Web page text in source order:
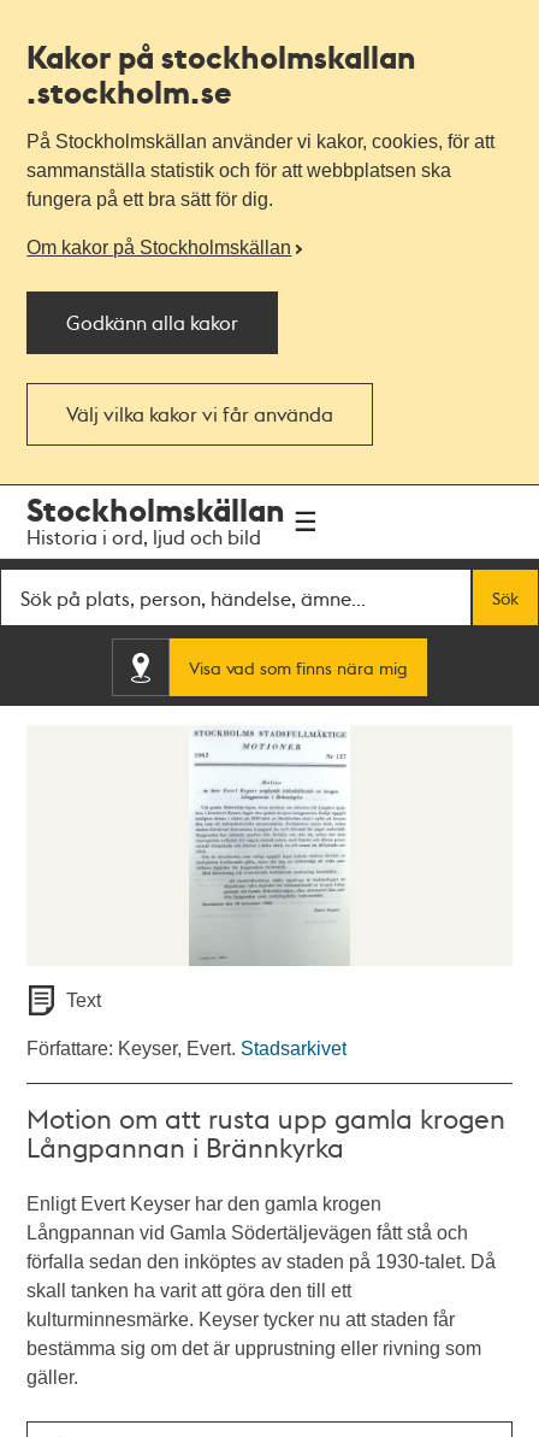
Kakor på stockholmskallan
.stockholm.se
På Stockholmskällan använder vi kakor, cookies, för att
sammanställa statistik och för att webbplatsen ska
fungera på ett bra sätt för dig.
Om kakor på Stockholmskällan
Godkänn alla kakor
Välj vilka kakor vi får använda
navigationen
huvudinnehållet
Stockholmskällan
Historia i ord, ljud och bild
Sök
Visa vad som finns nära mig
Text
Författare: Keyser, Evert. Stadsarkivet
Motion om att rusta upp gamla krogen
Långpannan i Brännkyrka
Enligt Evert Keyser har den gamla krogen
Långpannan vid Gamla Södertäljevägen fått stå och
förfalla sedan den inköptes av staden på 1930-talet. Då
skall tanken ha varit att göra den till ett
kulturminnesmärke. Keyser tycker nu att staden får
bestämma sig om det är upprustning eller rivning som
gäller.